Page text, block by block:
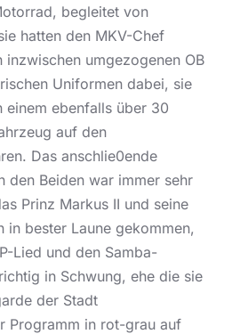
begleitet von
hatten den MKV-Chef
inzwischen umgezogenen OB
Uniformen dabei, sie
einem ebenfalls über 30
auf den
Das anschlie0ende
den Beiden war immer sehr
Prinz Markus II und seine
in bester Laune gekommen,
Lied und den Samba-
in Schwung, ehe die sie
der Stadt
Programm in rot-grau auf